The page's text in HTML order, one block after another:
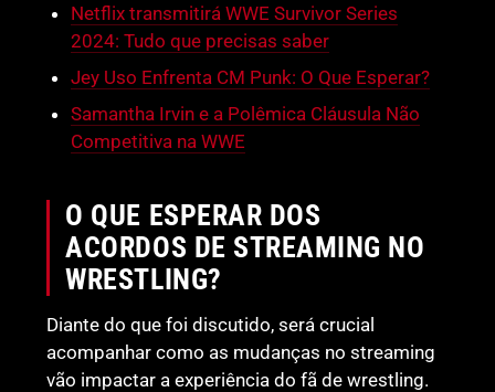
Netflix transmitirá WWE Survivor Series
2024: Tudo que precisas saber
Jey Uso Enfrenta CM Punk: O Que Esperar?
Samantha Irvin e a Polêmica Cláusula Não
Competitiva na WWE
O QUE ESPERAR DOS
ACORDOS DE STREAMING NO
WRESTLING?
Diante do que foi discutido, será crucial
acompanhar como as mudanças no streaming
vão impactar a experiência do fã de wrestling.